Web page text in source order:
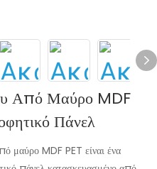
Από Μαύρο MDF
Πάνελ
μαύρο MDF PET είναι ένα